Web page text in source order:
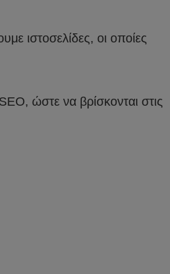
ιστοσελίδες, οι οποίες
ώστε να βρίσκονται στις